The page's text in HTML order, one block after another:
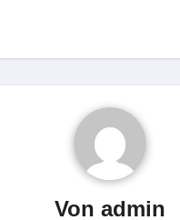
Vonadmin